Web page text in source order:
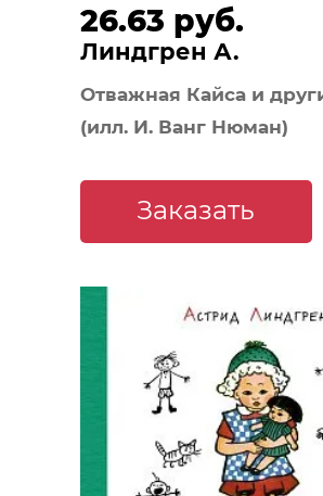
26.63 руб.
Линдгрен А.
Отважная Кайса и
(илл. И. Ванг Нюман)
Заказать